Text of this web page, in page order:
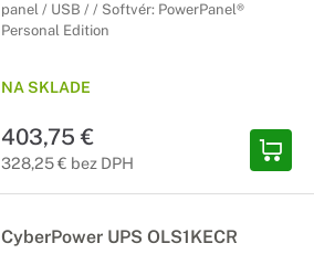
panel / USB / / Softvér: PowerPanel®
Personal Edition
NA SKLADE
403,75 €
328,25 € bez DPH
CyberPower UPS OLS1KECR